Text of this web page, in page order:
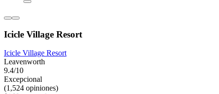
Icicle Village Resort
Icicle Village Resort
Leavenworth
9.4/10
Excepcional
(1,524 opiniones)